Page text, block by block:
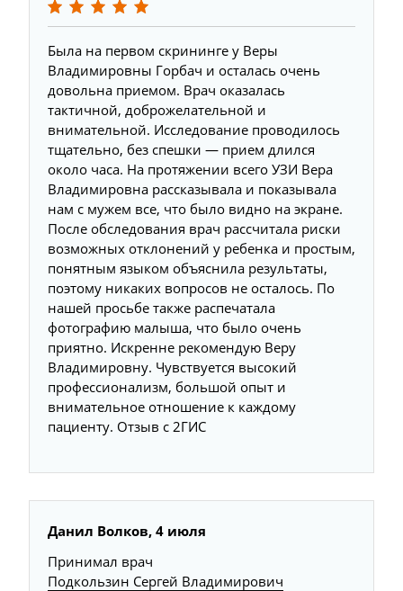
Была на первом скрининге у Веры
Владимировны Горбач и осталась очень
довольна приемом. Врач оказалась
тактичной, доброжелательной и
внимательной. Исследование проводилось
тщательно, без спешки — прием длился
около часа. На протяжении всего УЗИ Вера
Владимировна рассказывала и показывала
нам с мужем все, что было видно на экране.
После обследования врач рассчитала риски
возможных отклонений у ребенка и простым,
понятным языком объяснила результаты,
поэтому никаких вопросов не осталось. По
нашей просьбе также распечатала
фотографию малыша, что было очень
приятно. Искренне рекомендую Веру
Владимировну. Чувствуется высокий
профессионализм, большой опыт и
внимательное отношение к каждому
пациенту. Отзыв с 2ГИС
Данил Волков, 4 июля
Принимал врач
Подкользин Сергей Владимирович